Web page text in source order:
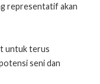
representatif akan
untuk terus
seni dan